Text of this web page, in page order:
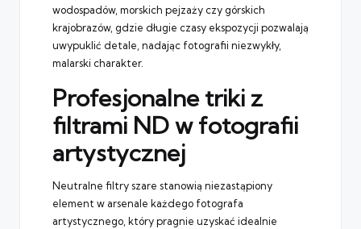
wodospadów, morskich pejzaży czy górskich
krajobrazów, gdzie długie czasy ekspozycji pozwalają
uwypuklić detale, nadając fotografii niezwykły,
malarski charakter.
Profesjonalne triki z
filtrami ND w fotografii
artystycznej
Neutralne filtry szare stanowią niezastąpiony
element w arsenale każdego fotografa
artystycznego, który pragnie uzyskać idealnie